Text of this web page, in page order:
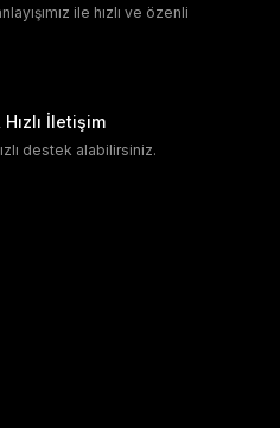
ile hızlı ve özenli
İletişim
destek alabilirsiniz.